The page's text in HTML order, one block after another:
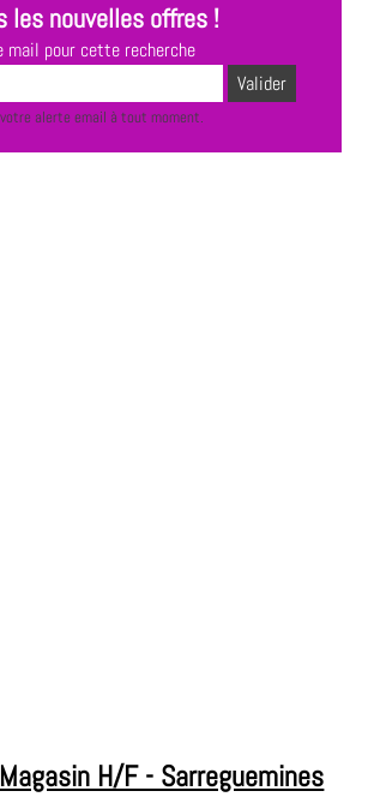
les nouvelles offres !
mail pour cette recherche
alerte email à tout moment.
H/F - Sarreguemines